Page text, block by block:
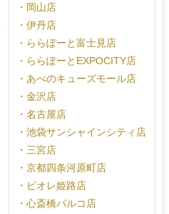
・岡山店
・伊丹店
・ららぽーと富士見店
・ららぽーとEXPOCITY店
・あべのキューズモール店
・金沢店
・名古屋店
・池袋サンシャインシティ店
・三宮店
・京都四条河原町店
・ピオレ姫路店
・心斎橋パルコ店